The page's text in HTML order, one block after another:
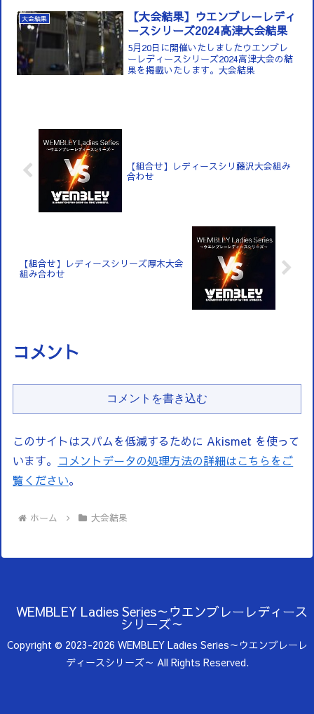
大会結果
【大会結果】ウエンブレーレディ
ースシリーズ2024高津大会結果
5月20日に開催いたしましたウエンブレ
ーレディースシリーズ2024高津大会の結
果を掲載いたします。大会結果
【組合せ】レディースシリ藤沢大会組み
合わせ
【組合せ】レディースシリーズ厚木大会
組み合わせ
コメント
コメントを書き込む
このサイトはスパムを低減するために Akismet を使って
います。 コメントデータの処理方法の詳細はこちらをご
覧ください。
ホーム 大会結果
WEMBLEY Ladies Series～ウエンブレーレディース
シリーズ～
Copyright © 2023-2026 WEMBLEY Ladies Series～ウエンブレーレ
ディースシリーズ～ All Rights Reserved.